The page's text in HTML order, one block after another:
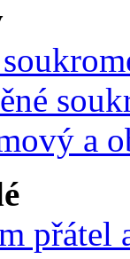
a
přátel